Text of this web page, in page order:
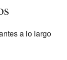
a lo largo